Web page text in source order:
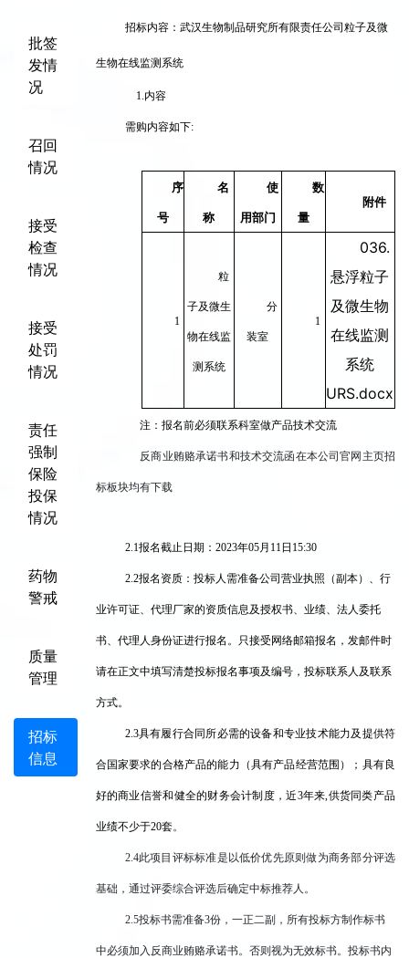
批签
发情
况
召回
情况
接受
检查
情况
接受
处罚
情况
责任
强制
保险
投保
情况
药物
警戒
质量
管理
招标
信息
招标内容：武汉生物制品研究所有限责任公司粒子及微
生物在线监测系统
1.内容
需购内容如下:
序
号
名
称
使
用部门
数
量
附件
1
粒
子及微生
物在线监
测系统
分
装室
1
036.
悬浮粒子
及微生物
在线监测
系统
URS.docx
注：报名前必须联系科室做产品技术交流
反商业贿赂承诺书和技术交流函在本公司官网主页招
标板块均有下载
2.1报名截止日期：2023年05月11日15:30
2.2报名资质：投标人需准备公司营业执照（副本）、行
业许可证、代理厂家的资质信息及授权书、业绩、法人委托
书、代理人身份证进行报名。只接受网络邮箱报名，发邮件时
请在正文中填写清楚投标报名事项及编号，投标联系人及联系
方式。
2.3具有履行合同所必需的设备和专业技术能力及提供符
合国家要求的合格产品的能力（具有产品经营范围）；具有良
好的商业信誉和健全的财务会计制度，近3年来,供货同类产品
业绩不少于20套。
2.4此项目评标标准是以低价优先原则做为商务部分评选
基础，通过评委综合评选后确定中标推荐人。
2.5投标书需准备3份，一正二副，所有投标方制作标书
中必须加入反商业贿赂承诺书。否则视为无效标书。投标书内